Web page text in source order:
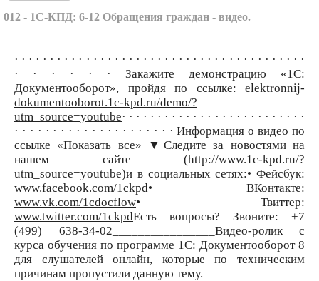
012 - 1С-КПД: 6-12 Обращения граждан - видео.
· · · · · · · · · · · · · · · · · · · · · · · · · · · · · · · · · · · · · · · · ·
· · · · · · Закажите демонстрацию «1С:
Документооборот», пройдя по ссылке: elektronnij-
dokumentooborot.1c-kpd.ru/demo/?
utm_source=youtube· · · · · · · · · · · · · · · · · · · · · · · · · ·
· · · · · · · · · · · · · · · · · · · · · Информация о видео по
ссылке «Показать все» ▼Следите за новостями на
нашем сайте (http://www.1c-kpd.ru/?
utm_source=youtube)и в социальных сетях:• Фейсбук:
www.facebook.com/1ckpd• ВКонтакте:
www.vk.com/1cdocflow• Твиттер:
www.twitter.com/1ckpdЕсть вопросы? Звоните: +7
(499) 638-34-02________________Видео-ролик с
курса обучения по программе 1С: Документооборот 8
для слушателей онлайн, которые по техническим
причинам пропустили данную тему.